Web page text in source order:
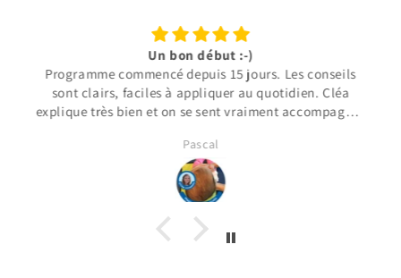
Un bon début :-)
Programme commencé depuis 15 jours. Les conseils
sont clairs, faciles à appliquer au quotidien. Cléa
explique très bien et on se sent vraiment accompagnés
Pascal